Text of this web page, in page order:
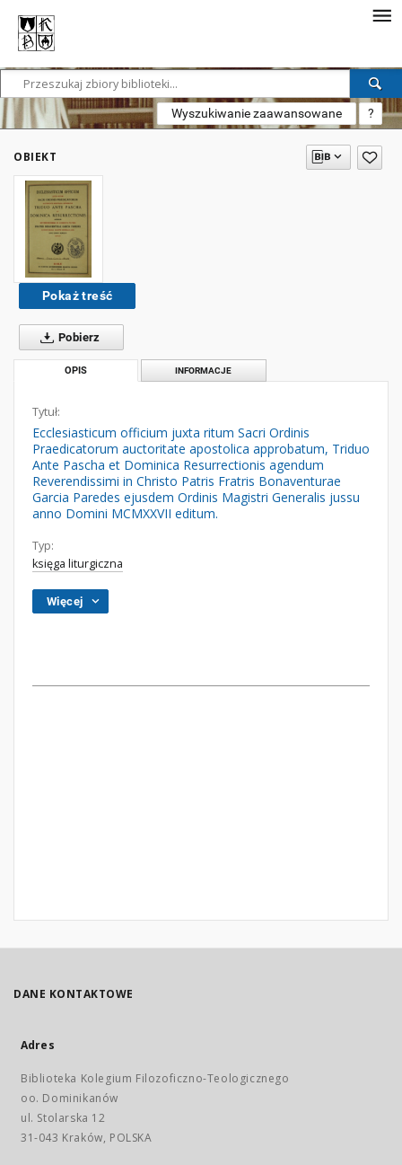
Wyszukiwanie zaawansowane ?
OBIEKT
Pokaż treść
Pobierz
OPIS INFORMACJE
Tytuł:
Ecclesiasticum officium juxta ritum Sacri Ordinis
Praedicatorum auctoritate apostolica approbatum, Triduo
Ante Pascha et Dominica Resurrectionis agendum
Reverendissimi in Christo Patris Fratris Bonaventurae
Garcia Paredes ejusdem Ordinis Magistri Generalis jussu
anno Domini MCMXXVII editum.
Typ:
księga liturgiczna
Więcej
DANE KONTAKTOWE
Adres
Biblioteka Kolegium Filozoficzno-Teologicznego
oo. Dominikanów
ul. Stolarska 12
31-043 Kraków, POLSKA